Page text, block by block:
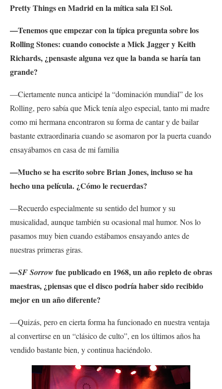
Pretty Things en Madrid en la mítica sala El Sol.
—Tenemos que empezar con la típica pregunta sobre los
Rolling Stones: cuando conociste a Mick Jagger y Keith
Richards, ¿pensaste alguna vez que la banda se haría tan
grande?
—Ciertamente nunca anticipé la “dominación mundial” de los
Rolling, pero sabía que Mick tenía algo especial, tanto mi madre
como mi hermana encontraron su forma de cantar y de bailar
bastante extraordinaria cuando se asomaron por la puerta cuando
ensayábamos en casa de mi familia
—Mucho se ha escrito sobre Brian Jones, incluso se ha
hecho una película. ¿Cómo le recuerdas?
—Recuerdo especialmente su sentido del humor y su
musicalidad, aunque también su ocasional mal humor. Nos lo
pasamos muy bien cuando estábamos ensayando antes de
nuestras primeras giras.
—SF Sorrow fue publicado en 1968, un año repleto de obras
maestras, ¿piensas que el disco podría haber sido recibido
mejor en un año diferente?
—Quizás, pero en cierta forma ha funcionado en nuestra ventaja
al convertirse en un “clásico de culto”, en los últimos años ha
vendido bastante bien, y continua haciéndolo.